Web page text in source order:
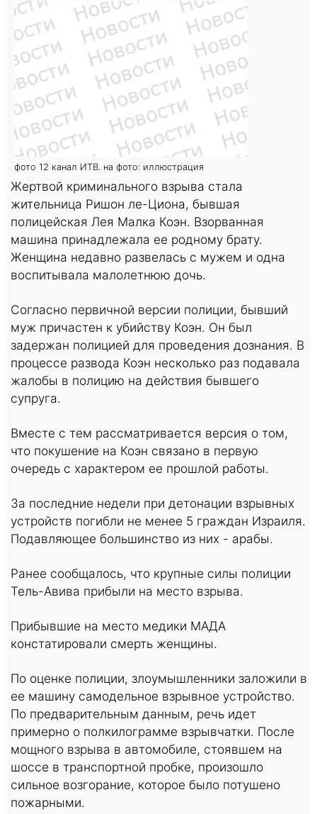
фото 12 канал ИТВ. на фото: иллюстрация
Жертвой криминального взрыва стала
жительница Ришон ле-Циона, бывшая
полицейская Лея Малка Коэн. Взорванная
машина принадлежала ее родному брату.
Женщина недавно развелась с мужем и одна
воспитывала малолетнюю дочь.
Согласно первичной версии полиции, бывший
муж причастен к убийству Коэн. Он был
задержан полицией для проведения дознания. В
процессе развода Коэн несколько раз подавала
жалобы в полицию на действия бывшего
супруга.
Вместе с тем рассматривается версия о том,
что покушение на Коэн связано в первую
очередь с характером ее прошлой работы.
За последние недели при детонации взрывных
устройств погибли не менее 5 граждан Израиля.
Подавляющее большинство из них - арабы.
Ранее сообщалось, что крупные силы полиции
Тель-Авива прибыли на место взрыва.
Прибывшие на место медики МАДА
констатировали смерть женщины.
По оценке полиции, злоумышленники заложили в
ее машину самодельное взрывное устройство.
По предварительным данным, речь идет
примерно о полкилограмме взрывчатки. После
мощного взрыва в автомобиле, стоявшем на
шоссе в транспортной пробке, произошло
сильное возгорание, которое было потушено
пожарными.